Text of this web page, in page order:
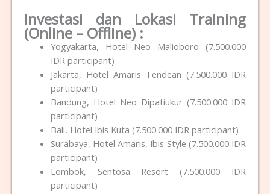
Investasi dan Lokasi Training
(Online – Offline) :
Yogyakarta, Hotel Neo Malioboro (7.500.000
IDR participant)
Jakarta, Hotel Amaris Tendean (7.500.000 IDR
participant)
Bandung, Hotel Neo Dipatiukur (7.500.000 IDR
participant)
Bali, Hotel Ibis Kuta (7.500.000 IDR participant)
Surabaya, Hotel Amaris, Ibis Style (7.500.000 IDR
participant)
Lombok, Sentosa Resort (7.500.000 IDR
participant)